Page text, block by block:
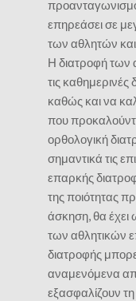
επηρεάσει σε
των αθλητών
Η διατροφή των
τις
καθώς και να
που
ορθολογική
σημαντικά τις
επαρκής
της ποιότητας
άσκηση, θα έχει
των αθλητικών
διατροφής
αναμενόμενα
εξασφαλίζουν